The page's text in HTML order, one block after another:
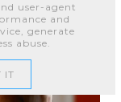
user-agent
and
generate
abuse.
IT